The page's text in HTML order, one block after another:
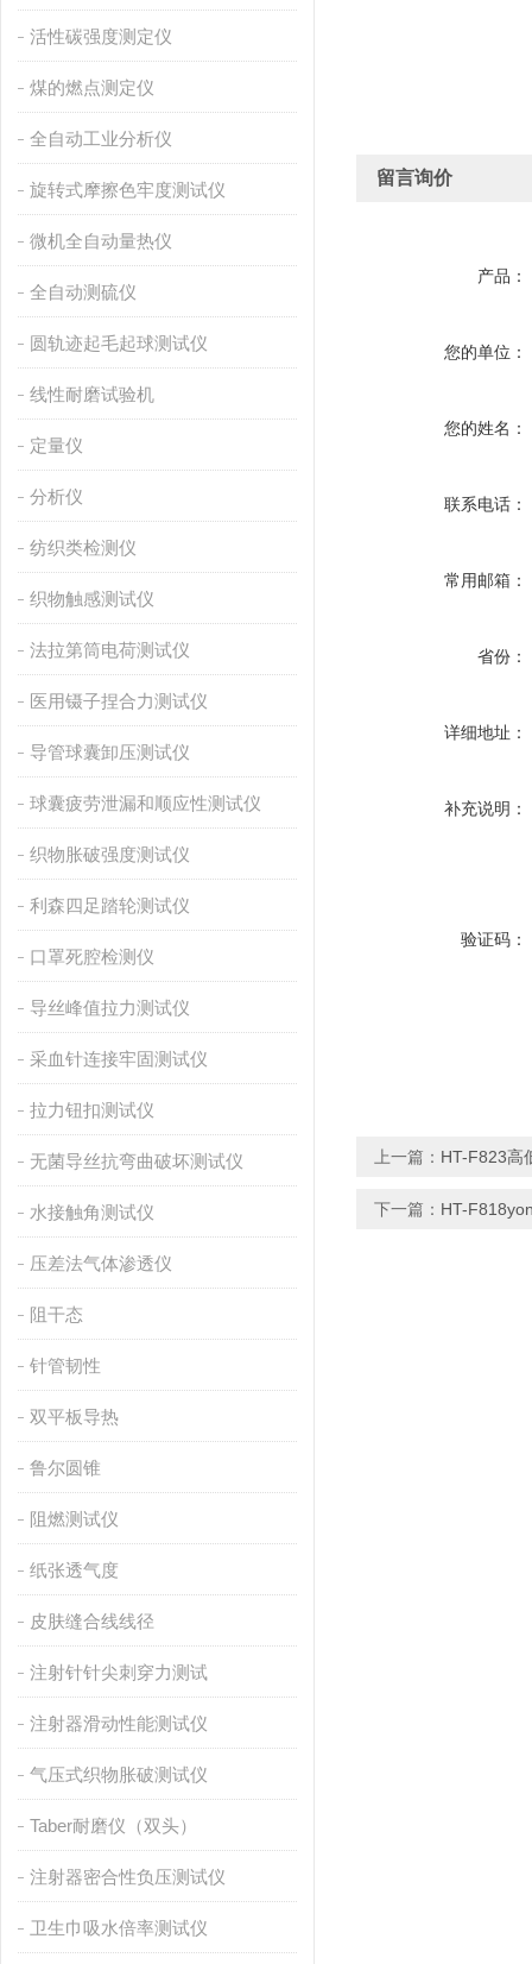
活性碳强度测定仪
煤的燃点测定仪
全自动工业分析仪
旋转式摩擦色牢度测试仪
微机全自动量热仪
全自动测硫仪
圆轨迹起毛起球测试仪
线性耐磨试验机
定量仪
分析仪
纺织类检测仪
织物触感测试仪
法拉第筒电荷测试仪
医用镊子捏合力测试仪
导管球囊卸压测试仪
球囊疲劳泄漏和顺应性测试仪
织物胀破强度测试仪
利森四足踏轮测试仪
口罩死腔检测仪
导丝峰值拉力测试仪
采血针连接牢固测试仪
拉力钮扣测试仪
无菌导丝抗弯曲破坏测试仪
水接触角测试仪
压差法气体渗透仪
阻干态
针管韧性
双平板导热
鲁尔圆锥
阻燃测试仪
纸张透气度
皮肤缝合线线径
注射针针尖刺穿力测试
注射器滑动性能测试仪
气压式织物胀破测试仪
Taber耐磨仪（双头）
注射器密合性负压测试仪
卫生巾吸水倍率测试仪
留言询价
产品：
您的单位：
您的姓名：
联系电话：
常用邮箱：
省份：
详细地址：
补充说明：
验证码：
上一篇： HT-F823高
下一篇： HT-